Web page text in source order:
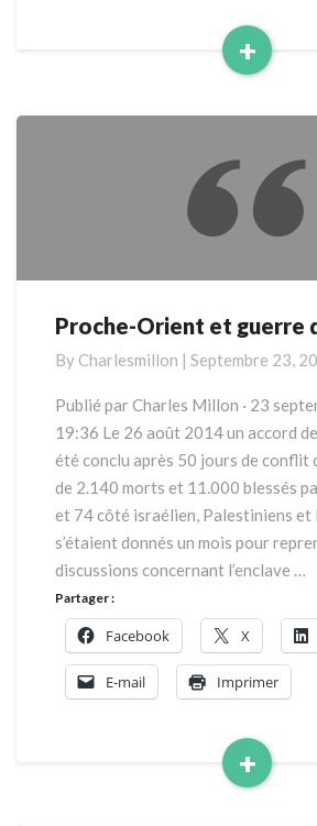
+
Read
Proche-
et
guerre
gaz
Proche-Orient et guerre
By Charlesmillon | Septembre 23,
Publié par Charles Millon · 23
19:36 Le 26 août 2014 un accord
été conclu après 50 jours de conflit
de 2.140 morts et 11.000 blessés
et 74 côté israélien, Palestiniens et
s’étaient donnés un mois pour
discussions concernant l’enclave …
+
Read
Partager :
Facebook X
E-mail Imprimer